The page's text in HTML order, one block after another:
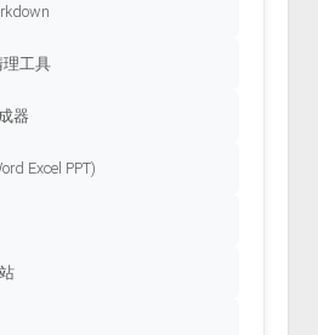
理工具
器
Excel PPT)